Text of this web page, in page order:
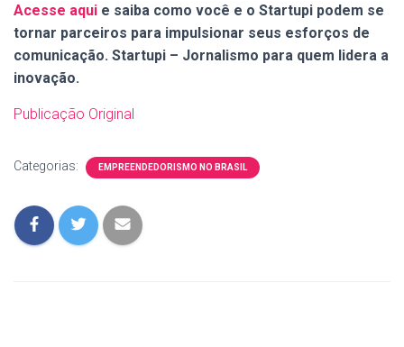
Acesse aqui e saiba como você e o Startupi podem se
tornar parceiros para impulsionar seus esforços de
comunicação. Startupi – Jornalismo para quem lidera a
inovação.
Publicação Original
Categorias: EMPREENDEDORISMO NO BRASIL